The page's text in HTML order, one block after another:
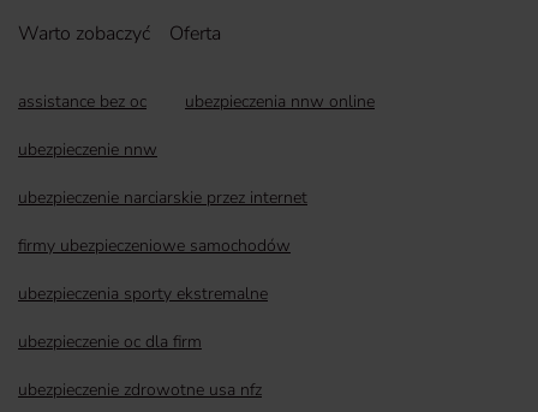
Warto zobaczyć
Oferta
assistance bez oc ubezpieczenia nnw online
ubezpieczenie nnw
ubezpieczenie narciarskie przez internet
firmy ubezpieczeniowe samochodów
ubezpieczenia sporty ekstremalne
ubezpieczenie oc dla firm
ubezpieczenie zdrowotne usa nfz